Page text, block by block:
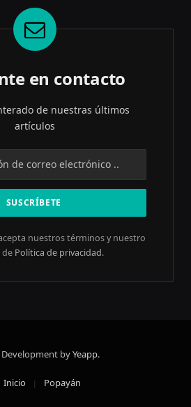
en contacto
de nuestras últimos
artículos
nuestros términos y nuestro
de Política de privacidad.
byYeapp.
Inicio Popayán